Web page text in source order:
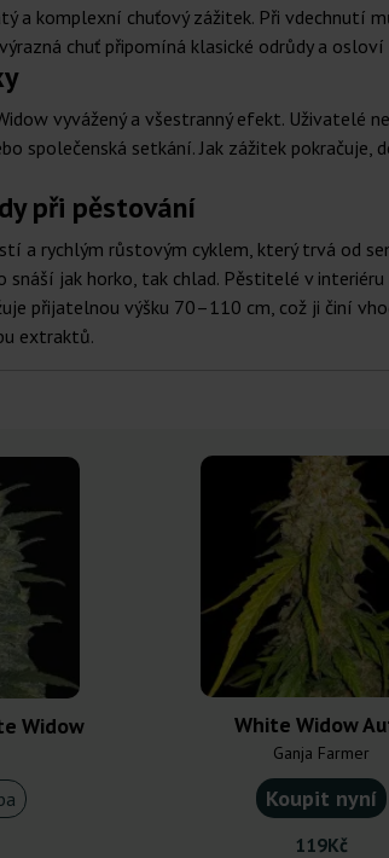
a komplexní chuťový zážitek. Při vdechnutí
chuť připomíná klasické odrůdy a osloví
vyvážený a všestranný efekt.
společenská setkání. Jak zážitek
při pěstování
a rychlým růstovým cyklem, který trvá od
snáší jak horko, tak chlad. Pěstitelé v
přijatelnou výšku 70–110 cm, což ji činí
extraktů.
Widow White Widow
Ganja Farmer
Koupit nyní
119Kč